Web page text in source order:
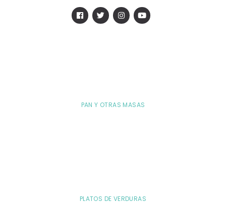
PAN Y OTRAS MASAS
PLATOS DE VERDURAS